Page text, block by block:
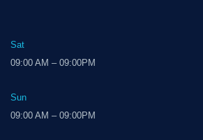
Sat
09:00 AM – 09:00PM
Sun
09:00 AM – 09:00PM